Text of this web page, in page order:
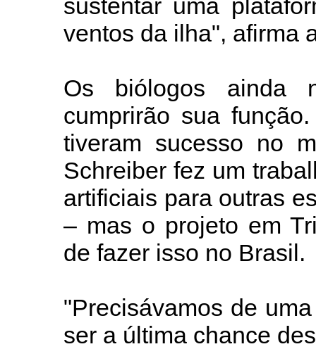
sustentar uma
ventos da ilha", afirma
Os biólogos ainda
cumprirão sua
tiveram sucesso no
Schreiber fez um
artificiais para outras
– mas o projeto em
de fazer isso no Brasil.
"Precisávamos de
ser a última chance